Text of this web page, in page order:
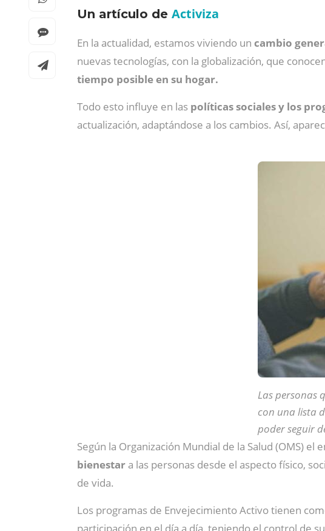
Un artículo de Activiza
En la actualidad, estamos viviendo un cambio
nuevas tecnologías, con la globalización, que
tiempo posible en su hogar.
Todo esto influye en las políticas sociales y los
actualización, adaptándose a los cambios. Así,
Las personas
con una lista
poder seguir
Según la Organización Mundial de la Salud (OMS) el
bienestar a las personas desde el aspecto físico,
de vida.
Los programas de Envejecimiento Activo tienen